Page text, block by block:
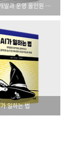
AI 에이전트 개발과 운영 올인원 가이드
일하는 법